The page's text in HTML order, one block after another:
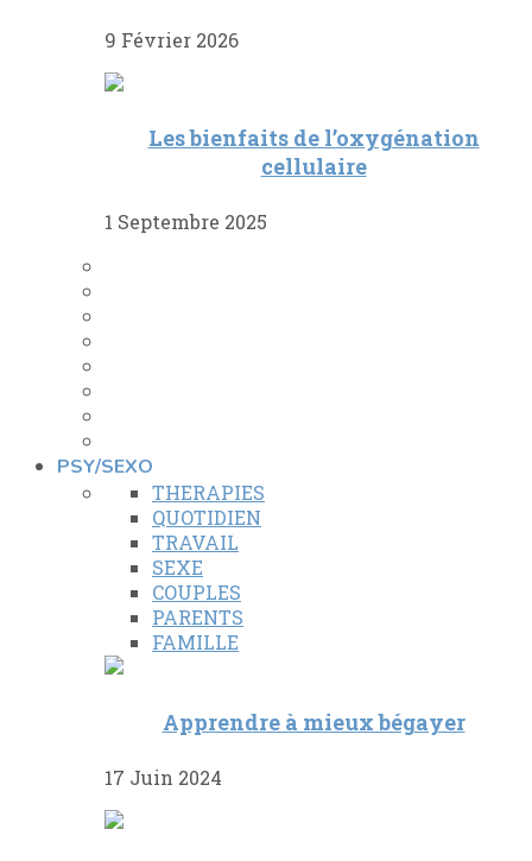
9 Février 2026
Les bienfaits de l’oxygénation
cellulaire
1 Septembre 2025
PSY/SEXO
THERAPIES
QUOTIDIEN
TRAVAIL
SEXE
COUPLES
PARENTS
FAMILLE
Apprendre à mieux bégayer
17 Juin 2024